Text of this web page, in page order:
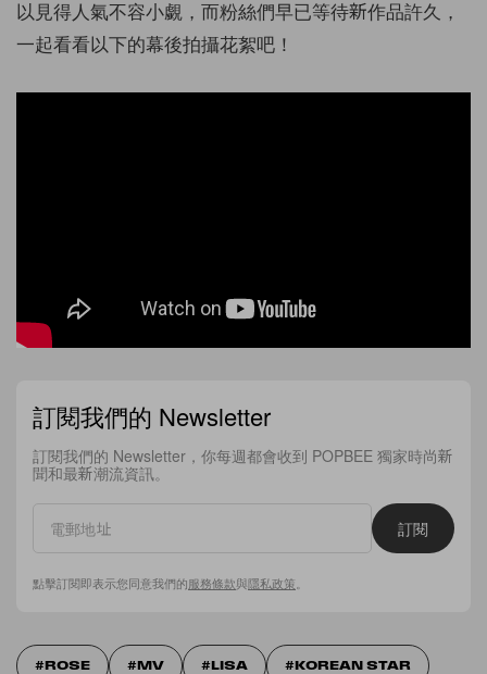
以見得人氣不容小覷，而粉絲們早已等待新作品許久，
一起看看以下的幕後拍攝花絮吧！
訂閱我們的 Newsletter
訂閱我們的 Newsletter，你每週都會收到 POPBEE 獨家時尚新
聞和最新潮流資訊。
訂閱
點擊訂閱即表示您同意我們的服務條款與隱私政策
ROSE MV LISA KOREAN STAR